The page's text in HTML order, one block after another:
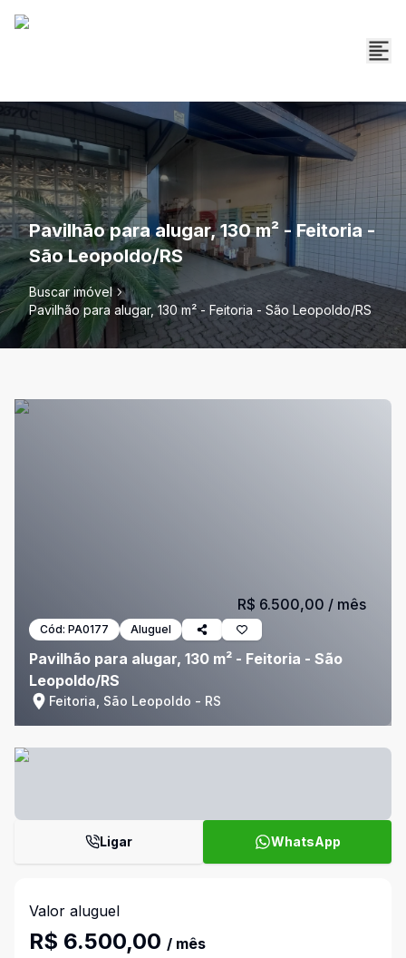
Pavilhão para alugar, 130 m² - Feitoria -
São Leopoldo/RS
Buscar imóvel
Pavilhão para alugar, 130 m² - Feitoria - São Leopoldo/RS
Cód: PA0177 Aluguel
Pavilhão para alugar, 130 m² - Feitoria - São
Leopoldo/RS
Feitoria, São Leopoldo - RS
R$ 6.500,00 / mês
Ligar WhatsApp
Valor aluguel
R$ 6.500,00 / mês